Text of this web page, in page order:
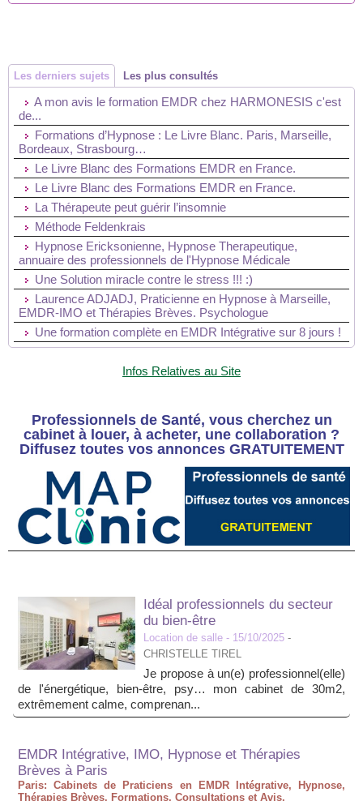
Les derniers sujets Les plus consultés
A mon avis le formation EMDR chez HARMONESIS c'est
de...
Formations d’Hypnose : Le Livre Blanc. Paris, Marseille,
Bordeaux, Strasbourg…
Le Livre Blanc des Formations EMDR en France.
Le Livre Blanc des Formations EMDR en France.
La Thérapeute peut guérir l’insomnie
Méthode Feldenkrais
Hypnose Ericksonienne, Hypnose Therapeutique,
annuaire des professionnels de l'Hypnose Médicale
Une Solution miracle contre le stress !!! :)
Laurence ADJADJ, Praticienne en Hypnose à Marseille,
EMDR-IMO et Thérapies Brèves. Psychologue
Une formation complète en EMDR Intégrative sur 8 jours !
Infos Relatives au Site
Professionnels de Santé, vous cherchez un
cabinet à louer, à acheter, une collaboration ?
Diffusez toutes vos annonces GRATUITEMENT
Idéal professionnels du secteur
du bien-être
Location de salle - 15/10/2025 -
CHRISTELLE TIREL
Je propose à un(e) professionnel(elle)
de l'énergétique, bien-être, psy… mon cabinet de 30m2,
extrêmement calme, comprenan...
EMDR Intégrative, IMO, Hypnose et Thérapies
Brèves à Paris
Paris: Cabinets de Praticiens en EMDR Intégrative, Hypnose,
Thérapies Brèves. Formations, Consultations et Avis.